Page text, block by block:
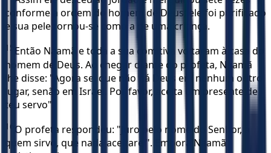
conforme a ordem do homem de Deus; ele foi purificado
e sua pele tornou-se como a de uma criança.
15 Então Naamã e toda a sua comitiva voltaram à casa do
homem de Deus. Ao chegar diante do profeta, Naamã
lhe disse: "Agora sei que não há Deus em nenhum outro
lugar, senão em Israel. Por favor, aceita um presente de
teu servo".
16 O profeta respondeu: "Juro pelo nome do Senhor, a
quem sirvo, que nada aceitarei". Embora Naamã